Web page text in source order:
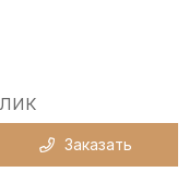
Заказать